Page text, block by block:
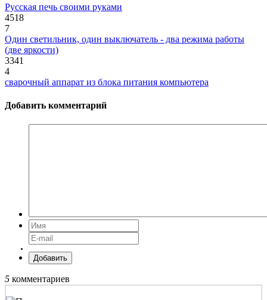
Русская печь своими руками
4518
7
Один светильник, один выключатель - два режима работы
(две яркости)
3341
4
сварочный аппарат из блока питания компьютера
Добавить комментарий
Добавить
5 комментариев